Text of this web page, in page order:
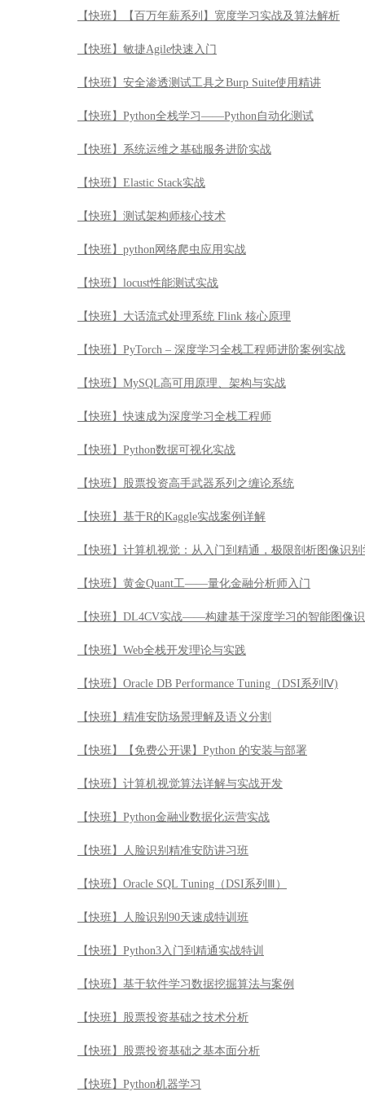
【快班】【百万年薪系列】宽度学习实战及算法解析
【快班】敏捷Agile快速入门
【快班】安全渗透测试工具之Burp Suite使用精讲
【快班】Python全栈学习——Python自动化测试
【快班】系统运维之基础服务进阶实战
【快班】Elastic Stack实战
【快班】测试架构师核心技术
【快班】python网络爬虫应用实战
【快班】locust性能测试实战
【快班】大话流式处理系统 Flink 核心原理
【快班】PyTorch – 深度学习全栈工程师进阶案例实战
【快班】MySQL高可用原理、架构与实战
【快班】快速成为深度学习全栈工程师
【快班】Python数据可视化实战
【快班】股票投资高手武器系列之缠论系统
【快班】基于R的Kaggle实战案例详解
【快班】计算机视觉：从入门到精通，极限剖析图像识
【快班】黄金Quant工——量化金融分析师入门
【快班】DL4CV实战——构建基于深度学习的智能图像
【快班】Web全栈开发理论与实践
【快班】Oracle DB Performance Tuning（DSI系列Ⅳ)
【快班】精准安防场景理解及语义分割
【快班】【免费公开课】Python 的安装与部署
【快班】计算机视觉算法详解与实战开发
【快班】Python金融业数据化运营实战
【快班】人脸识别精准安防讲习班
【快班】Oracle SQL Tuning（DSI系列Ⅲ）
【快班】人脸识别90天速成特训班
【快班】Python3入门到精通实战特训
【快班】基于软件学习数据挖掘算法与案例
【快班】股票投资基础之技术分析
【快班】股票投资基础之基本面分析
【快班】Python机器学习